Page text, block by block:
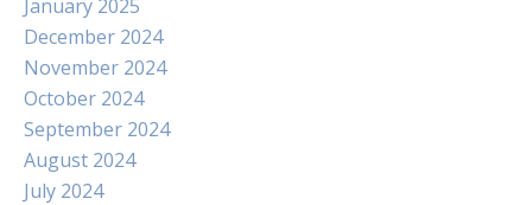
January 2025
December 2024
November 2024
October 2024
September 2024
August 2024
July 2024